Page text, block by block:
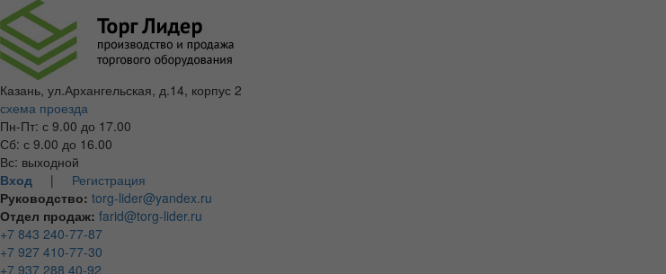
Казань, ул.Архангельская, д.14, корпус 2
схема проезда
Пн-Пт: с 9.00 до 17.00
Сб: с 9.00 до 16.00
Вс: выходной
Вход | Регистрация
Руководство: torg-lider@yandex.ru
Отдел продаж: farid@torg-lider.ru
+7 843 240-77-87
+7 927 410-77-30
+7 937 288 40-92